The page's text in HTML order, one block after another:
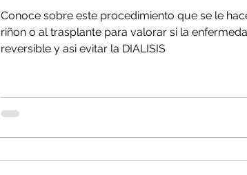
Conoce sobre este procedimiento que se le
riñon o al trasplante para valorar si la
reversible y asi evitar la DIALISIS